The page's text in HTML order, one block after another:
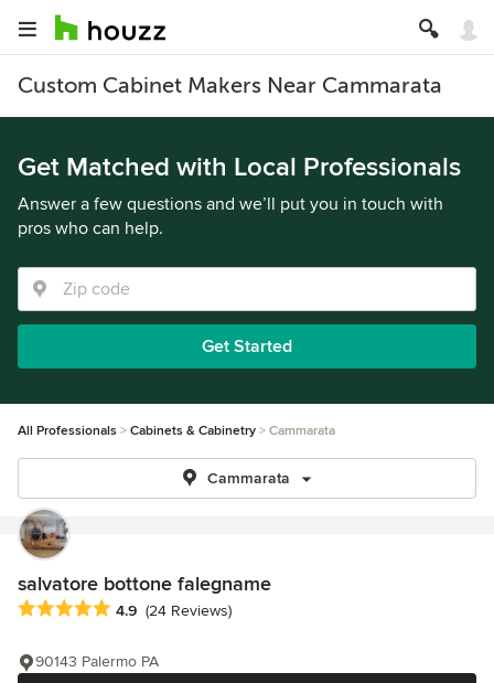
Custom Cabinet Makers Near Cammarata
Get Matched with Local Professionals
Answer a few questions and we’ll put you in touch with
pros who can help.
Get Started
All Professionals Cabinets & Cabinetry Cammarata
Cammarata
salvatore bottone falegname
Average rating: 4.9 out of 5 stars
4.9 (24 Reviews)
90143 Palermo PA